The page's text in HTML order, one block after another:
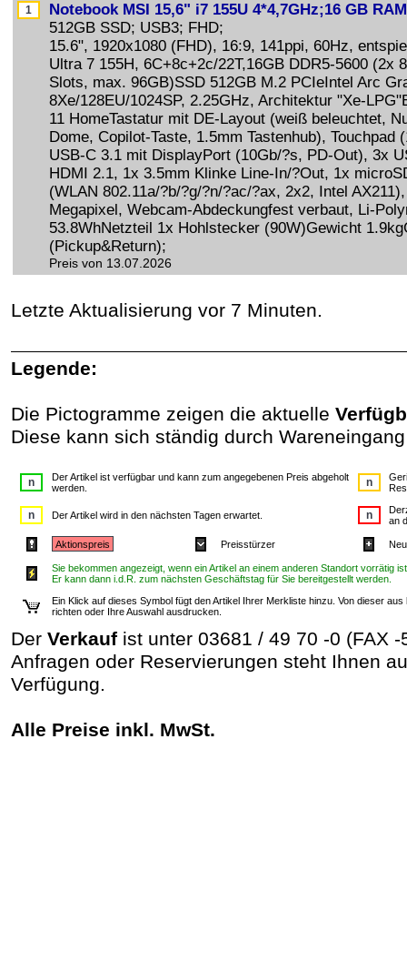
Notebook MSI 15,6" i7 155U 4*4,7GHz;16 GB
512GB SSD; USB3; FHD;
15.6", 1920x1080 (FHD), 16:9, 141ppi, 60Hz,
Ultra 7 155H, 6C+8c+2c/22T,16GB DDR5-5600 (2x
Slots, max. 96GB)SSD 512GB M.2 PCIeIntel Arc
8Xe/128EU/1024SP, 2.25GHz, Architektur "Xe-
11 HomeTastatur mit DE-Layout (weiß beleuchtet,
Dome, Copilot-Taste, 1.5mm Tastenhub), Touchpad
USB-C 3.1 mit DisplayPort (10Gb/?s, PD-Out), 3x
HDMI 2.1, 1x 3.5mm Klinke Line-In/?Out, 1x
(WLAN 802.11a/?b/?g/?n/?ac/?ax, 2x2, Intel
Megapixel, Webcam-Abdeckungfest verbaut, Li-
53.8WhNetzteil 1x Hohlstecker (90W)Gewicht
(Pickup&Return);
Preis von 13.07.2026
Letzte Aktualisierung vor 7 Minuten.
Legende:
Die Pictogramme zeigen die aktuelle
Diese kann sich ständig durch
Der Artikel ist verfügbar und kann zum angegebenen Preis abgeholt
werden.
Der Artikel wird in den nächsten Tagen erwartet.
an
Aktionspreis Preisstürzer
Sie bekommen angezeigt, wenn ein Artikel an einem anderen Standort vorrätig
Er kann dann i.d.R. zum nächsten Geschäftstag für Sie bereitgestellt werden.
Ein Klick auf dieses Symbol fügt den Artikel Ihrer Merkliste hinzu. Von dieser
richten oder Ihre Auswahl ausdrucken.
Der Verkauf ist unter 03681 / 49 70 -0 (FAX
Anfragen oder Reservierungen steht Ihnen
Verfügung.
Alle Preise inkl. MwSt.